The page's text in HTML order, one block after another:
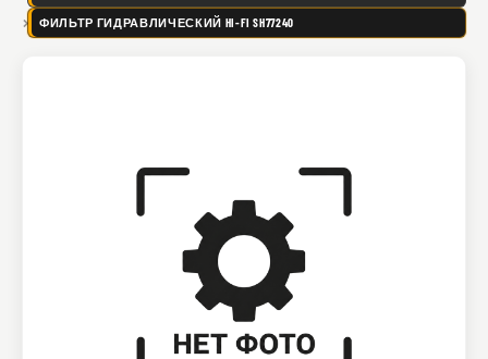
ФИЛЬТР ГИДРАВЛИЧЕСКИЙ HI-FI SH77240